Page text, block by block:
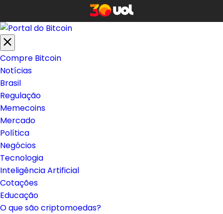
Compre Bitcoin
Notícias
Brasil
Regulação
Memecoins
Mercado
Política
Negócios
Tecnologia
Inteligência Artificial
Cotações
Educação
O que são criptomoedas?